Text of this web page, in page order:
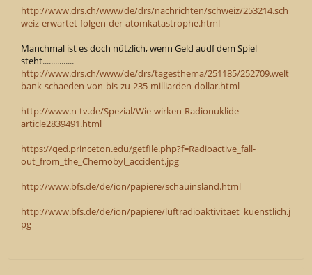
http://www.drs.ch/www/de/drs/nachrichten/schweiz/253214.sch
weiz-erwartet-folgen-der-atomkatastrophe.html
Manchmal ist es doch nützlich, wenn Geld audf dem Spiel
steht...............
http://www.drs.ch/www/de/drs/tagesthema/251185/252709.welt
bank-schaeden-von-bis-zu-235-milliarden-dollar.html
http://www.n-tv.de/Spezial/Wie-wirken-Radionuklide-
article2839491.html
https://qed.princeton.edu/getfile.php?f=Radioactive_fall-
out_from_the_Chernobyl_accident.jpg
http://www.bfs.de/de/ion/papiere/schauinsland.html
http://www.bfs.de/de/ion/papiere/luftradioaktivitaet_kuenstlich.j
pg